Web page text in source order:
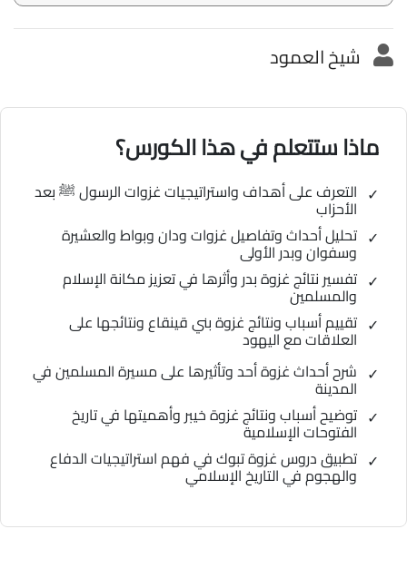
شيخ العمود
ماذا ستتعلم في هذا الكورس؟
التعرف على أهداف واستراتيجيات غزوات الرسول ﷺ بعد
الأحزاب
تحليل أحداث وتفاصيل غزوات ودان وبواط والعشيرة
وسفوان وبدر الأولى
تفسير نتائج غزوة بدر وأثرها في تعزيز مكانة الإسلام
والمسلمين
تقييم أسباب ونتائج غزوة بني قينقاع ونتائجها على
العلاقات مع اليهود
شرح أحداث غزوة أحد وتأثيرها على مسيرة المسلمين في
المدينة
توضيح أسباب ونتائج غزوة خيبر وأهميتها في تاريخ
الفتوحات الإسلامية
تطبيق دروس غزوة تبوك في فهم استراتيجيات الدفاع
والهجوم في التاريخ الإسلامي